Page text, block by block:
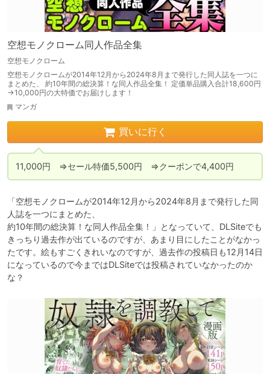
空想モノクローム同人作品全集
空想モノクローム
空想モノクロームが2014年12月から2024年8月まで発行した同人誌を一つに
まとめた、 約10年間の総決算！な同人作品全集！ 定価単品購入合計18,600円
→10,000円の大特価でお届けします！
マンガ
買いに行く
11,000円　⇒セール特価5,500円　⇒クーポンで4,400円
「空想モノクロームが2014年12月から2024年8月まで発行した同
人誌を一つにまとめた、
約10年間の総決算！な同人作品全集！」となっていて、DLSiteでも
きっちり過去作が出ているのですが、あまり目にしたことがなかっ
たです。絵もすごくきれいなのですが、過去作の投稿日も12月14日
になっているので今まではDLSiteでは投稿されていなかったのか